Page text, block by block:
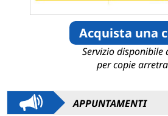
Acquista una
Servizio disponibile
per copie
APPUNTAMENTI